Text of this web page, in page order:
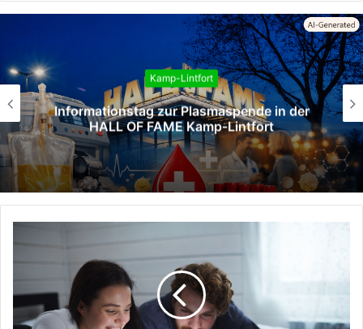
Kamp-Lintfort
zur Plasmaspende in der
FAME Kamp‑Lintfort